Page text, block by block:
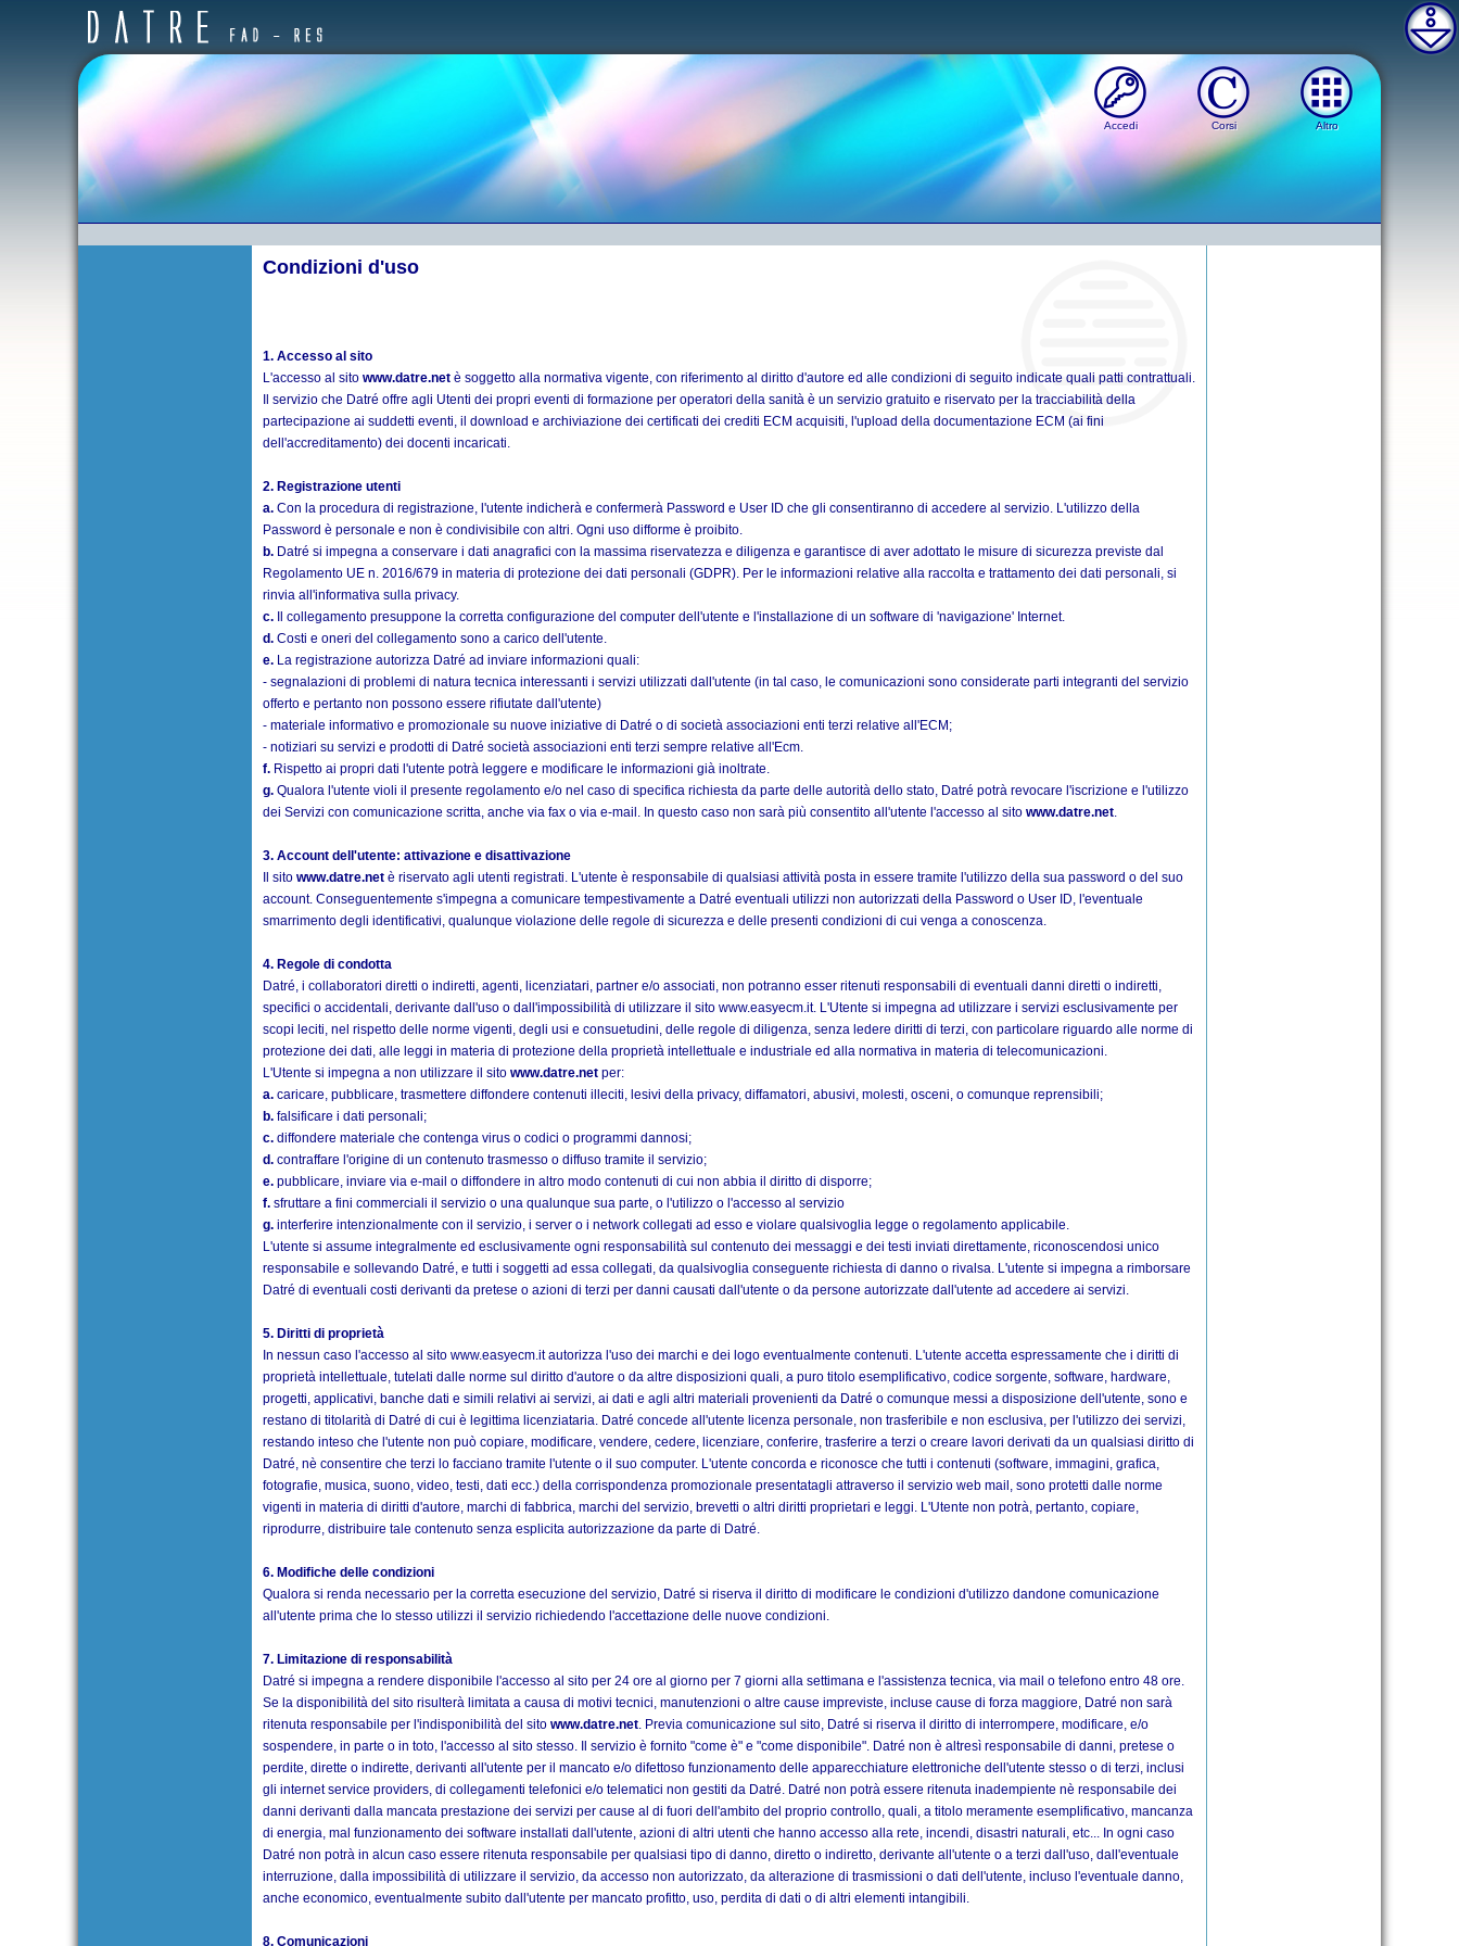
Accedi Corsi Altro
Condizioni d'uso
1. Accesso al sito
L'accesso al sito www.datre.net è soggetto alla normativa vigente, con riferimento al diritto d'autore ed alle condizioni di seguito indicate quali patti contrattuali.
Il servizio che Datré offre agli Utenti dei propri eventi di formazione per operatori della sanità è un servizio gratuito e riservato per la tracciabilità della
partecipazione ai suddetti eventi, il download e archiviazione dei certificati dei crediti ECM acquisiti, l'upload della documentazione ECM (ai fini
dell'accreditamento) dei docenti incaricati.
2. Registrazione utenti
a. Con la procedura di registrazione, l'utente indicherà e confermerà Password e User ID che gli consentiranno di accedere al servizio. L'utilizzo della
Password è personale e non è condivisibile con altri. Ogni uso difforme è proibito.
b. Datré si impegna a conservare i dati anagrafici con la massima riservatezza e diligenza e garantisce di aver adottato le misure di sicurezza previste dal
Regolamento UE n. 2016/679 in materia di protezione dei dati personali (GDPR). Per le informazioni relative alla raccolta e trattamento dei dati personali, si
rinvia all'informativa sulla privacy.
c. Il collegamento presuppone la corretta configurazione del computer dell'utente e l'installazione di un software di 'navigazione' Internet.
d. Costi e oneri del collegamento sono a carico dell'utente.
e. La registrazione autorizza Datré ad inviare informazioni quali:
- segnalazioni di problemi di natura tecnica interessanti i servizi utilizzati dall'utente (in tal caso, le comunicazioni sono considerate parti integranti del servizio
offerto e pertanto non possono essere rifiutate dall'utente)
- materiale informativo e promozionale su nuove iniziative di Datré o di società associazioni enti terzi relative all'ECM;
- notiziari su servizi e prodotti di Datré società associazioni enti terzi sempre relative all'Ecm.
f. Rispetto ai propri dati l'utente potrà leggere e modificare le informazioni già inoltrate.
g. Qualora l'utente violi il presente regolamento e/o nel caso di specifica richiesta da parte delle autorità dello stato, Datré potrà revocare l'iscrizione e l'utilizzo
dei Servizi con comunicazione scritta, anche via fax o via e-mail. In questo caso non sarà più consentito all'utente l'accesso al sito www.datre.net.
3. Account dell'utente: attivazione e disattivazione
Il sito www.datre.net è riservato agli utenti registrati. L'utente è responsabile di qualsiasi attività posta in essere tramite l'utilizzo della sua password o del suo
account. Conseguentemente s'impegna a comunicare tempestivamente a Datré eventuali utilizzi non autorizzati della Password o User ID, l'eventuale
smarrimento degli identificativi, qualunque violazione delle regole di sicurezza e delle presenti condizioni di cui venga a conoscenza.
4. Regole di condotta
Datré, i collaboratori diretti o indiretti, agenti, licenziatari, partner e/o associati, non potranno esser ritenuti responsabili di eventuali danni diretti o indiretti,
specifici o accidentali, derivante dall'uso o dall'impossibilità di utilizzare il sito www.easyecm.it. L'Utente si impegna ad utilizzare i servizi esclusivamente per
scopi leciti, nel rispetto delle norme vigenti, degli usi e consuetudini, delle regole di diligenza, senza ledere diritti di terzi, con particolare riguardo alle norme di
protezione dei dati, alle leggi in materia di protezione della proprietà intellettuale e industriale ed alla normativa in materia di telecomunicazioni.
L'Utente si impegna a non utilizzare il sito www.datre.net per:
a. caricare, pubblicare, trasmettere diffondere contenuti illeciti, lesivi della privacy, diffamatori, abusivi, molesti, osceni, o comunque reprensibili;
b. falsificare i dati personali;
c. diffondere materiale che contenga virus o codici o programmi dannosi;
d. contraffare l'origine di un contenuto trasmesso o diffuso tramite il servizio;
e. pubblicare, inviare via e-mail o diffondere in altro modo contenuti di cui non abbia il diritto di disporre;
f. sfruttare a fini commerciali il servizio o una qualunque sua parte, o l'utilizzo o l'accesso al servizio
g. interferire intenzionalmente con il servizio, i server o i network collegati ad esso e violare qualsivoglia legge o regolamento applicabile.
L'utente si assume integralmente ed esclusivamente ogni responsabilità sul contenuto dei messaggi e dei testi inviati direttamente, riconoscendosi unico
responsabile e sollevando Datré, e tutti i soggetti ad essa collegati, da qualsivoglia conseguente richiesta di danno o rivalsa. L'utente si impegna a rimborsare
Datré di eventuali costi derivanti da pretese o azioni di terzi per danni causati dall'utente o da persone autorizzate dall'utente ad accedere ai servizi.
5. Diritti di proprietà
In nessun caso l'accesso al sito www.easyecm.itautorizza l'uso dei marchi e dei logo eventualmente contenuti. L'utente accetta espressamente che i diritti di
proprietà intellettuale, tutelati dalle norme sul diritto d'autore o da altre disposizioni quali, a puro titolo esemplificativo, codice sorgente, software, hardware,
progetti, applicativi, banche dati e simili relativi ai servizi, ai dati e agli altri materiali provenienti da Datré o comunque messi a disposizione dell'utente, sono e
restano di titolarità di Datré di cui è legittima licenziataria. Datré concede all'utente licenza personale, non trasferibile e non esclusiva, per l'utilizzo dei servizi,
restando inteso che l'utente non può copiare, modificare, vendere, cedere, licenziare, conferire, trasferire a terzi o creare lavori derivati da un qualsiasi diritto di
Datré, nè consentire che terzi lo facciano tramite l'utente o il suo computer. L'utente concorda e riconosce che tutti i contenuti (software, immagini, grafica,
fotografie, musica, suono, video, testi, dati ecc.) della corrispondenza promozionale presentatagli attraverso il servizio web mail, sono protetti dalle norme
vigenti in materia di diritti d'autore, marchi di fabbrica, marchi del servizio, brevetti o altri diritti proprietari e leggi. L'Utente non potrà, pertanto, copiare,
riprodurre, distribuire tale contenuto senza esplicita autorizzazione da parte di Datré.
6. Modifiche delle condizioni
Qualora si renda necessario per la corretta esecuzione del servizio, Datré si riserva il diritto di modificare le condizioni d'utilizzo dandone comunicazione
all'utente prima che lo stesso utilizzi il servizio richiedendo l'accettazione delle nuove condizioni.
7. Limitazione di responsabilità
Datré si impegna a rendere disponibile l'accesso al sito per 24 ore al giorno per 7 giorni alla settimana e l'assistenza tecnica, via mail o telefono entro 48 ore.
Se la disponibilità del sito risulterà limitata a causa di motivi tecnici, manutenzioni o altre cause impreviste, incluse cause di forza maggiore, Datré non sarà
ritenuta responsabile per l'indisponibilità del sito www.datre.net. Previa comunicazione sul sito, Datré si riserva il diritto di interrompere, modificare, e/o
sospendere, in parte o in toto, l'accesso al sito stesso. Il servizio è fornito "come è" e "come disponibile". Datré non è altresì responsabile di danni, pretese o
perdite, dirette o indirette, derivanti all'utente per il mancato e/o difettoso funzionamento delle apparecchiature elettroniche dell'utente stesso o di terzi, inclusi
gli internet service providers, di collegamenti telefonici e/o telematici non gestiti da Datré. Datré non potrà essere ritenuta inadempiente nè responsabile dei
danni derivanti dalla mancata prestazione dei servizi per cause al di fuori dell'ambito del proprio controllo, quali, a titolo meramente esemplificativo, mancanza
di energia, mal funzionamento dei software installati dall'utente, azioni di altri utenti che hanno accesso alla rete, incendi, disastri naturali, etc... In ogni caso
Datré non potrà in alcun caso essere ritenuta responsabile per qualsiasi tipo di danno, diretto o indiretto, derivante all'utente o a terzi dall'uso, dall'eventuale
interruzione, dalla impossibilità di utilizzare il servizio, da accesso non autorizzato, da alterazione di trasmissioni o dati dell'utente, incluso l'eventuale danno,
anche economico, eventualmente subito dall'utente per mancato profitto, uso, perdita di dati o di altri elementi intangibili.
8. Comunicazioni